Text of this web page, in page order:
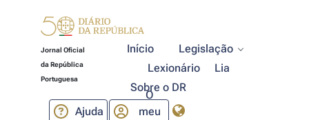
Jornal Oficial
da República
Portuguesa
Início
Legislação
Lexionário
Lia
Sobre o DR
Ajuda
O
meu